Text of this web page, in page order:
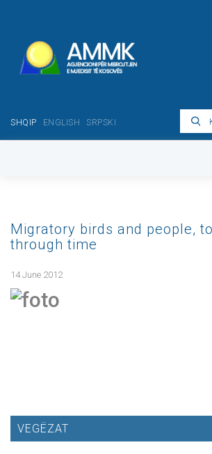
SHQIP ENGLISH SRPSKI
Migratory birds and people,
through time
14 June 2012
VEGËZAT